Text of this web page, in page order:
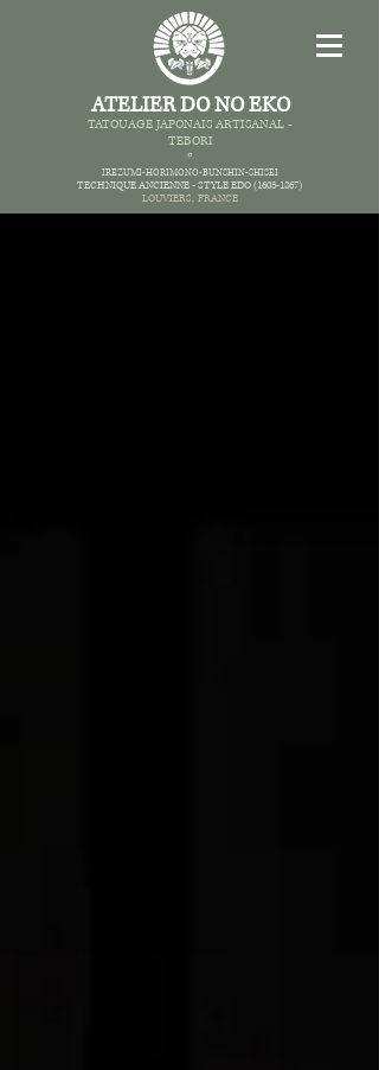
ATELIER DO NO EKO
TATOUAGE JAPONAIS ARTISANAL -
TEBORI
*
IREZUMI-HORIMONO-BUNSHIN-SHISEI
TECHNIQUE ANCIENNE -STYLE EDO(1603-1867)
LOUVIERS, FRANCE